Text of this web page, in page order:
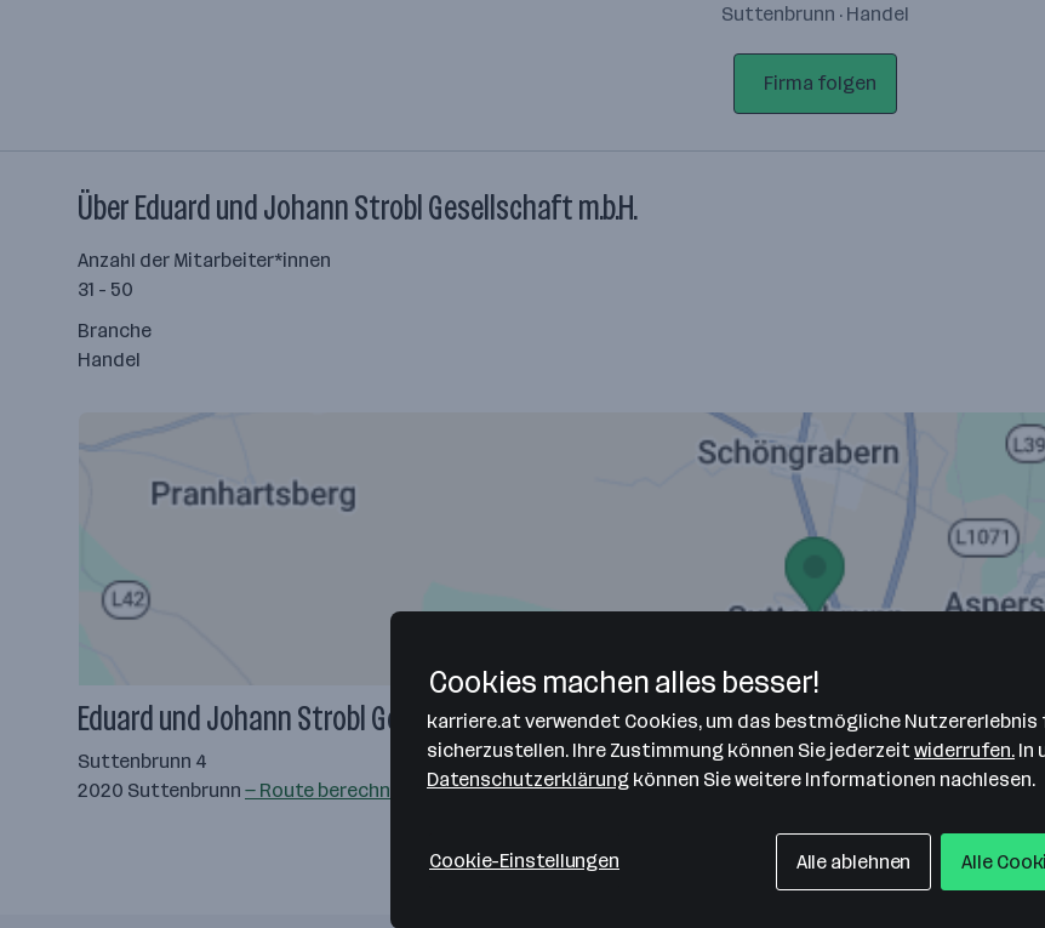
Suttenbrunn · Handel
Firma folgen
Über Eduard und Johann Strobl Gesellschaft m.b.H.
Anzahl der Mitarbeiter*innen
31 - 50
Branche
Handel
Eduard und Johann Strobl Gesellschaft m.b.H.
Suttenbrunn 4
2020 Suttenbrunn — Route berechnen
Cookies machen alles besser!
karriere.at verwendet Cookies, um das bestmögliche Nutzererlebnis
sicherzustellen. Ihre Zustimmung können Sie jederzeit widerrufen. In
Datenschutzerklärung können Sie weitere Informationen nachlesen.
Cookie-Einstellungen Alle ablehnen Alle